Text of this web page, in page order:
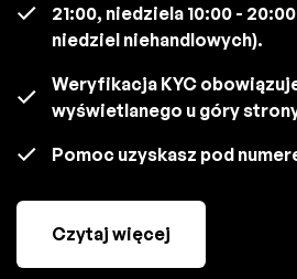
21:00, niedziela 10:00 -
niedziel niehandlowych).
Weryfikacja KYC
wyświetlanego u góry
Pomoc uzyskasz pod
Czytaj więcej